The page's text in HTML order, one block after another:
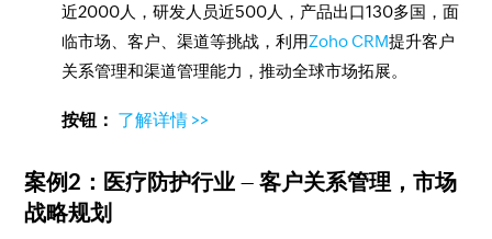
近2000人，研发人员近500人，产品出口130多国，面
临市场、客户、渠道等挑战，利用Zoho CRM提升客户
关系管理和渠道管理能力，推动全球市场拓展。
按钮： 了解详情 >>
案例2： 医疗防护行业 –客户关系管理，市场
战略规划